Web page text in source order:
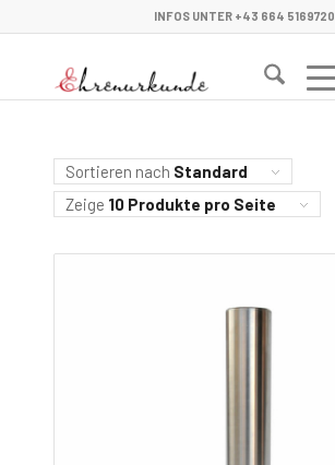
INFOS UNTER +43 664 5169720
Sortieren nach Standard
Zeige 10 Produkte pro Seite